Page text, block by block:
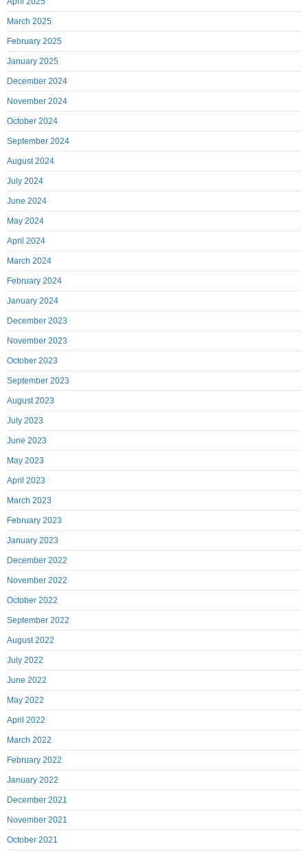
March 2025
February 2025
January 2025
December 2024
November 2024
October 2024
September 2024
August 2024
July 2024
June 2024
May 2024
April 2024
March 2024
February 2024
January 2024
December 2023
November 2023
October 2023
September 2023
August 2023
July 2023
June 2023
May 2023
April 2023
March 2023
February 2023
January 2023
December 2022
November 2022
October 2022
September 2022
August 2022
July 2022
June 2022
May 2022
April 2022
March 2022
February 2022
January 2022
December 2021
November 2021
October 2021